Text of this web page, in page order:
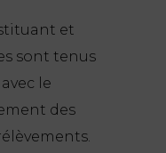
et
sont tenus
le
des